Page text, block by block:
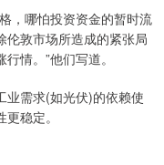
，哪怕投资资金的暂时流
伦敦市场所造成的紧张局
情。”他们写道。
需求(如光伏)的依赖使
稳定。